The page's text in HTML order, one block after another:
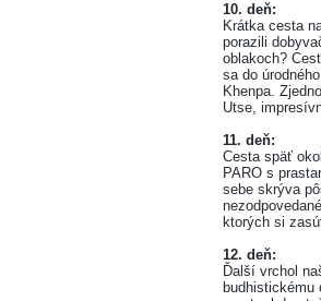
10. deň:
Krátka cesta
porazili
oblakoch?
sa do
Khenpa.
Utse,
11. deň:
Cesta späť
PARO s
sebe skrýva
ktorých si
12. deň:
Ďalší vrchol
budhistickému